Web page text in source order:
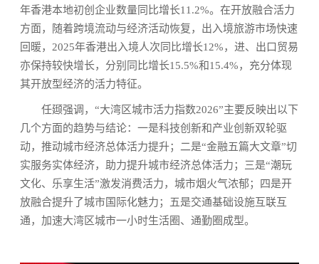
年香港本地初创企业数量同比增长11.2%。在开放融合活力
方面，随着跨境流动与经济活动恢复，出入境旅游市场快速
回暖，2025年香港出入境人次同比增长12%，进、出口贸易
亦保持较快增长，分别同比增长15.5%和15.4%，充分体现
其开放型经济的活力特征。
任颋强调，“大湾区城市活力指数2026”主要反映出以下
几个方面的趋势与结论：一是科技创新和产业创新双轮驱
动，推动城市经济总体活力提升；二是“金融五篇大文章”切
实服务实体经济，助力提升城市经济总体活力；三是“潮玩
文化、乐享生活”激发消费活力，城市烟火气浓郁；四是开
放融合提升了城市国际化魅力；五是交通基础设施互联互
通，加速大湾区城市一小时生活圈、通勤圈成型。